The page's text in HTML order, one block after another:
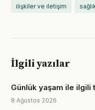
ilişkiler ve iletişim
İlgili yazılar
Günlük yaşam ile ilgili
8 Ağustos 2026